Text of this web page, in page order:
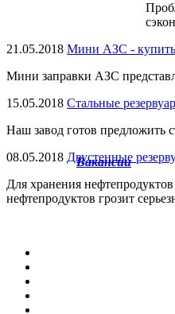
21.05.2018 Мини АЗС - купить
Мини заправки АЗС
15.05.2018 Стальные
Наш завод готов предложить
08.05.2018 Двустенные
Для хранения
нефтепродуктов грозит
Вакансии